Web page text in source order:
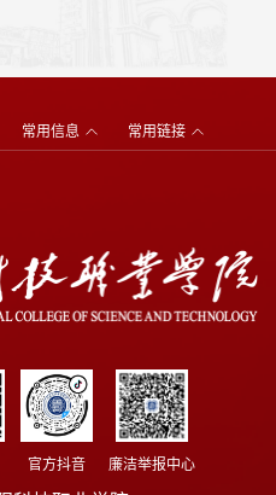
常用信息 常用链接
官方抖音 廉洁举报中心